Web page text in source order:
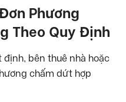
Phương
Theo Quy Định
bên thuê nhà hoặc
chấm dứt hợp